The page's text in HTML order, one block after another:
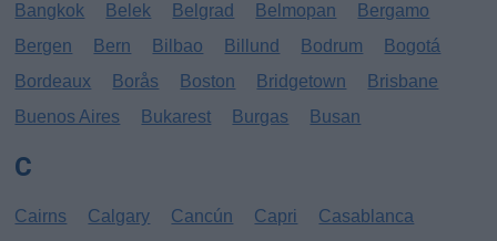
Bangkok
Belek Belgrad Belmopan
Bergamo
Bergen
Bern Bilbao Billund Bodrum
Bogotá
Bordeaux
Borås Boston Bridgetown
Brisbane
Buenos Aires
Bukarest Burgas Busan
C
Cairns Calgary Cancún Capri
Casablanca